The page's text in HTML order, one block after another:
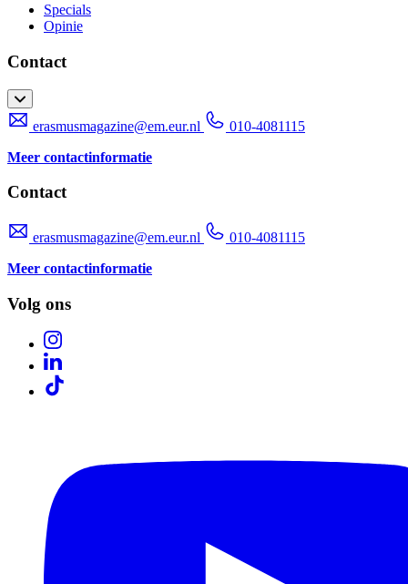
Specials
Opinie
Contact
erasmusmagazine@em.eur.nl
010-4081115
Meer contactinformatie
Contact
erasmusmagazine@em.eur.nl
010-4081115
Meer contactinformatie
Volg ons